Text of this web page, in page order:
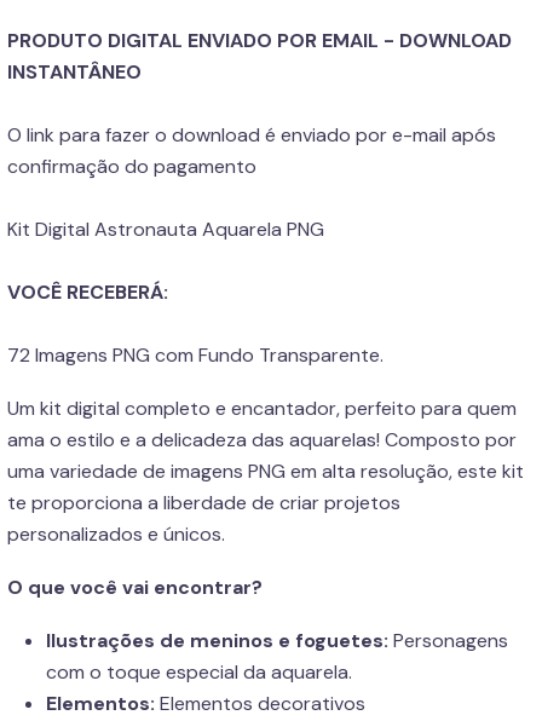
PRODUTO DIGITAL ENVIADO POR EMAIL - DOWNLOAD
INSTANTÂNEO
O link para fazer o download é enviado por e-mail após
confirmação do pagamento
Kit Digital Astronauta Aquarela PNG
VOCÊ RECEBERÁ:
72 Imagens PNG com Fundo Transparente.
Um kit digital completo e encantador, perfeito para quem
ama o estilo e a delicadeza das aquarelas! Composto por
uma variedade de imagens PNG em alta resolução, este kit
te proporciona a liberdade de criar projetos
personalizados e únicos.
O que você vai encontrar?
Ilustrações de meninos e foguetes: Personagens
com o toque especial da aquarela.
Elementos: Elementos decorativos